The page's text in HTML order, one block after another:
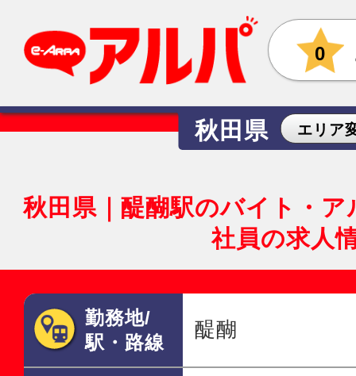
0
秋田県 エリア
秋田県｜醍醐駅のバイト・
社員の求人
勤務地/
駅・路線
醍醐